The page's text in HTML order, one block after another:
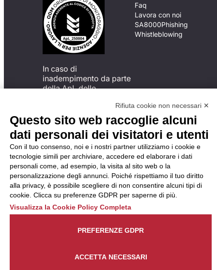
In caso di
inadempimento da parte
della ApL delle
del Codice di Condotta, è
possibile presentare un
reclamo
all’Organismo di
Monitoraggio utilizzando
una delle modalità
descritte al seguente
indirizzo web
https://odm-
agenzielavoro.it/reclami/.
Faq
Lavora con noi
SA8000Phishing
Whistleblowing
Rifiuta cookie non necessari ✕
Questo sito web raccoglie alcuni
dati personali dei visitatori e utenti
Con il tuo consenso, noi e i nostri partner utilizziamo i cookie e
tecnologie simili per archiviare, accedere ed elaborare i dati
personali come, ad esempio, la visita al sito web o la
personalizzazione degli annunci. Poiché rispettiamo il tuo diritto
alla privacy, è possibile scegliere di non consentire alcuni tipi di
cookie. Clicca su preferenze GDPR per saperne di più.
Visualizza la Cookie Policy Completa
ACCETTA NECESSARI
PREFERENZE GDPR